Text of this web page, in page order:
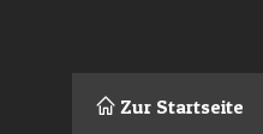
Zur Startseite